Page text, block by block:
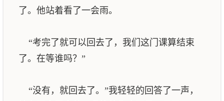
了。他站着看了一会雨。
“考完了就可以回去了，我们这门课算结束
了。在等谁吗？”
“没有，就回去了。”我轻轻的回答了一声，